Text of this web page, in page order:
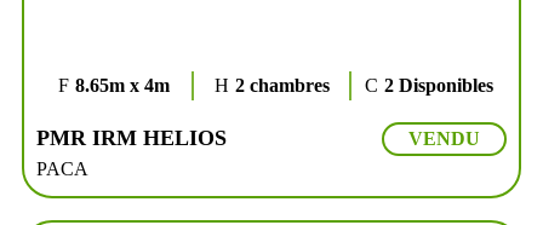
8.65m x 4m 2 chambres 2 Disponibles
PMR IRM HELIOS
PACA
VENDU